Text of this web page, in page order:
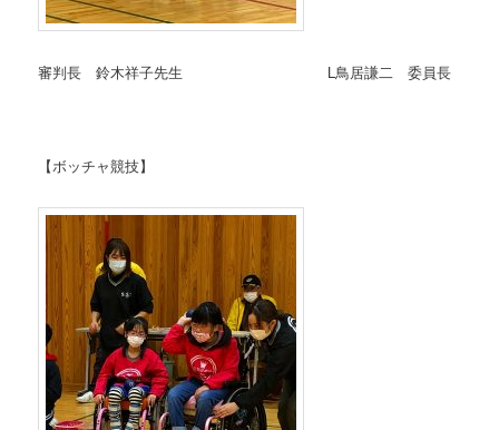
審判長 鈴木祥子先生 L鳥居謙二 委員長
【ボッチャ競技】